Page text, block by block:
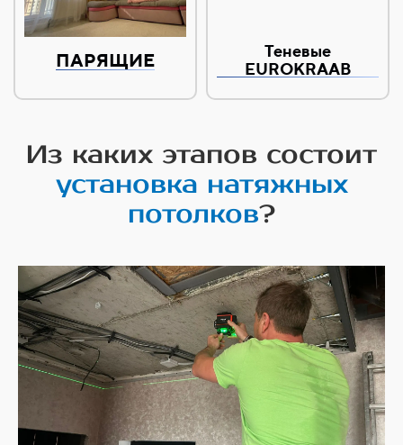
ПАРЯЩИЕ
Теневые
EUROKRAAB
Из каких этапов состоит
установка натяжных
потолков?